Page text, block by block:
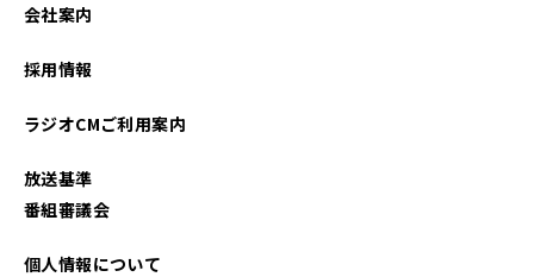
会社案内
採用情報
ラジオCMご利用案内
放送基準
番組審議会
個人情報について